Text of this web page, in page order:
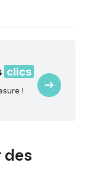
clics
!
Demande
de
des